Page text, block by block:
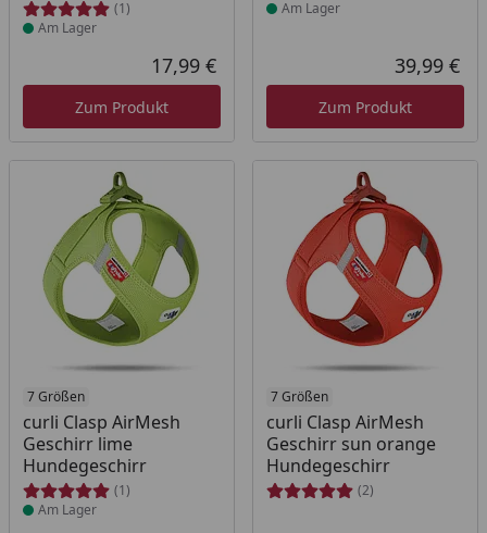
(1)
Am Lager
Aktueller Preis
17,99 €
Zum Produkt
Am Lager
39,99 €
Zum Produkt
7 Größen
curli Clasp AirMesh
Geschirr lime
Hundegeschirr
(1)
Produkt am Lager
Am Lager
7 Größen
curli Clasp AirMesh
Geschirr sun orange
Hundegeschirr
(2)